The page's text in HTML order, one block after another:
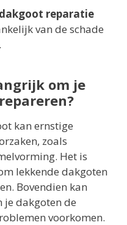
dakgoot reparatie
van de schade
om je
kan ernstige
zoals
Het is
lekkende dakgoten
Bovendien kan
dakgoten de
voorkomen.